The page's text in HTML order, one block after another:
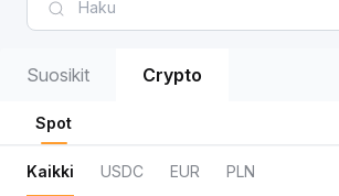
Suosikit Crypto
Spot
Kaikki USDC EUR PLN